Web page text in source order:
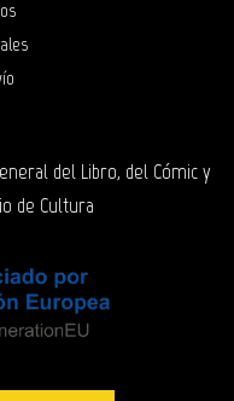
del Libro, del Cómic y
de Cultura